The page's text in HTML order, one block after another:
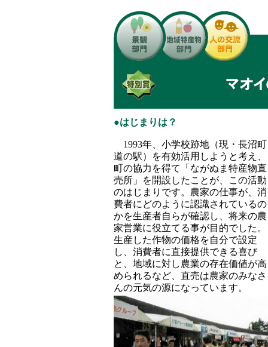
●はじまりは？
1993年、小学校跡地（現・長沼町
道の駅）を有効活用しようと考え、
町の協力を得て「ながぬま特産物直
売所」を開設したことが、この活動
のはじまりです。農家の仕事が、消
費者にどのように認識されているの
かを生産者自らが確認し、将来の農
家営業に役立てる事が目的でした。
生産した作物の価格を自分で設定
し、消費者に直接提供できる喜び
と、地域に対し農業の存在価値が高
められるなど、直売は農家のみなさ
んの元気の源になっています。